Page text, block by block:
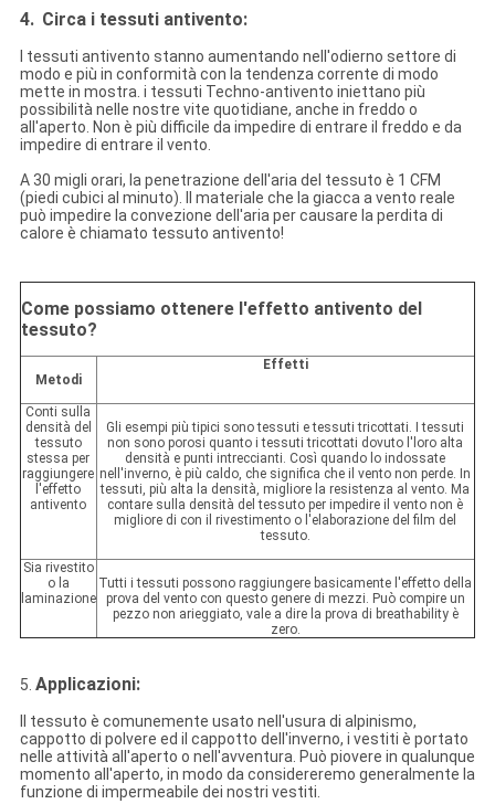
4. Circa i tessuti antivento:
I tessuti antivento stanno aumentando nell'odierno settore di
modo e più in conformità con la tendenza corrente di modo
mette in mostra. i tessuti Techno-antivento iniettano più
possibilità nelle nostre vite quotidiane, anche in freddo o
all'aperto. Non è più difficile da impedire di entrare il freddo e da
impedire di entrare il vento.
A 30 migli orari, la penetrazione dell'aria del tessuto è 1 CFM
(piedi cubici al minuto). Il materiale che la giacca a vento reale
può impedire la convezione dell'aria per causare la perdita di
calore è chiamato tessuto antivento!
Come possiamo ottenere l'effetto antivento del
tessuto?
Metodi
Effetti
Conti sulla
densità del
tessuto
stessa per
raggiungere
l'effetto
antivento
Gli esempi più tipici sono tessuti e tessuti tricottati. I tessuti
non sono porosi quanto i tessuti tricottati dovuto l'loro alta
densità e punti intreccianti. Così quando lo indossate
nell'inverno, è più caldo, che significa che il vento non perde. In
tessuti, più alta la densità, migliore la resistenza al vento. Ma
contare sulla densità del tessuto per impedire il vento non è
migliore di con il rivestimento o l'elaborazione del film del
tessuto.
Sia rivestito
o la
laminazione
Tutti i tessuti possono raggiungere basicamente l'effetto della
prova del vento con questo genere di mezzi. Può compire un
pezzo non arieggiato, vale a dire la prova di breathability è
zero.
5. Applicazioni:
Il tessuto è comunemente usato nell'usura di alpinismo,
cappotto di polvere ed il cappotto dell'inverno, i vestiti è portato
nelle attività all'aperto o nell'avventura. Può piovere in qualunque
momento all'aperto, in modo da considereremo generalmente la
funzione di impermeabile dei nostri vestiti.